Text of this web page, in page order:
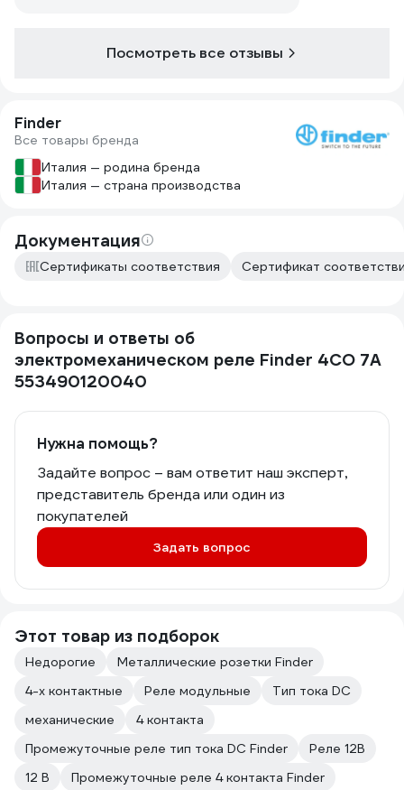
Посмотреть все отзывы
Finder
Все товары бренда
Италия — родина бренда
Италия — страна производства
Документация
Сертификаты соответствия Сертификат
Вопросы и ответы об
электромеханическом реле Finder 4CO 7A
553490120040
Нужна помощь?
Задайте вопрос – вам ответит наш эксперт,
представитель бренда или один из
покупателей
Задать вопрос
Этот товар из подборок
Недорогие
Металлические розетки Finder
4-х контактные
Реле модульные
Тип тока DC
механические
4 контакта
Промежуточные реле тип тока DC Finder
Реле 12В
12 В
Промежуточные реле 4 контакта Finder